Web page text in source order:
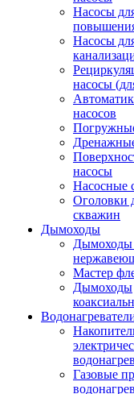
Насосы
Насосы
насосы
насосов
насосы
Насосные
Оголовки
скважин
Дымоходы
Дымоходы
Мастер
Дымоходы
Газовые